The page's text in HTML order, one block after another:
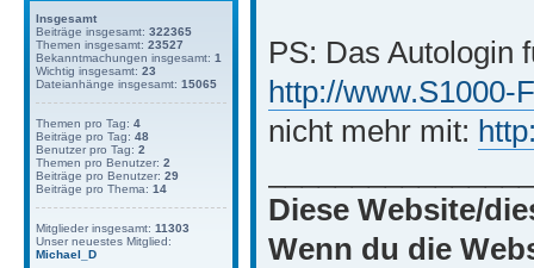
Insgesamt
Beiträge insgesamt: 322365
Themen insgesamt: 23527
Bekanntmachungen insgesamt: 1
Wichtig insgesamt: 23
Dateianhänge insgesamt: 15065
Themen pro Tag: 4
Beiträge pro Tag: 48
Benutzer pro Tag: 2
Themen pro Benutzer: 2
Beiträge pro Benutzer: 29
Beiträge pro Thema: 14
Mitglieder insgesamt: 11303
Unser neuestes Mitglied:
Michael_D
PS: Das Autologin
http://www.S1000-
nicht mehr mit:
Diese Website/
Wenn du die